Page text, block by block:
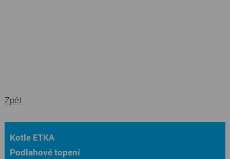
Zpět
Kotle ETKA
Podlahové topení